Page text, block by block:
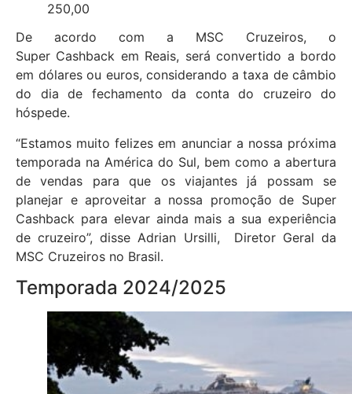
250,00
De acordo com a MSC Cruzeiros, o
Super Cashback em Reais, será convertido a bordo
em dólares ou euros, considerando a taxa de câmbio
do dia de fechamento da conta do cruzeiro do
hóspede.
“Estamos muito felizes em anunciar a nossa próxima
temporada na América do Sul, bem como a abertura
de vendas para que os viajantes já possam se
planejar e aproveitar a nossa promoção de Super
Cashback para elevar ainda mais a sua experiência
de cruzeiro”, disse Adrian Ursilli, Diretor Geral da
MSC Cruzeiros no Brasil.
Temporada 2024/2025